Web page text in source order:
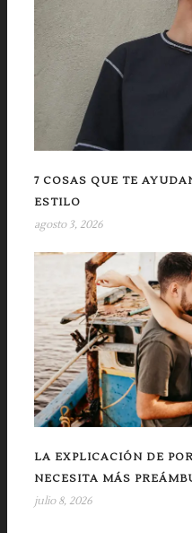
7 COSAS QUE TE
ESTILO
agosto 3, 2026
LA EXPLICACIÓN DE
NECESITA MÁS
julio 8, 2026